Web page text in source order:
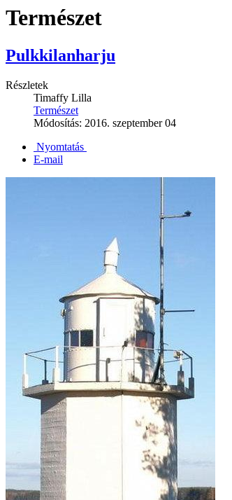
Természet
Pulkkilanharju
Részletek
Timaffy Lilla
Természet
Módosítás: 2016. szeptember 04
Nyomtatás
E-mail